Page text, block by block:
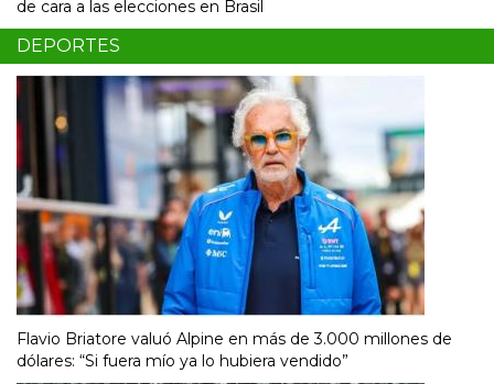
de cara a las elecciones en Brasil
DEPORTES
Flavio Briatore valuó Alpine en más de 3.000 millones de
dólares: “Si fuera mío ya lo hubiera vendido”